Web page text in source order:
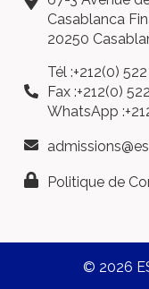
Casablanca
20250
Tél :+212(0)
Fax :+212(0)
WhatsApp
Politique de
© 2026